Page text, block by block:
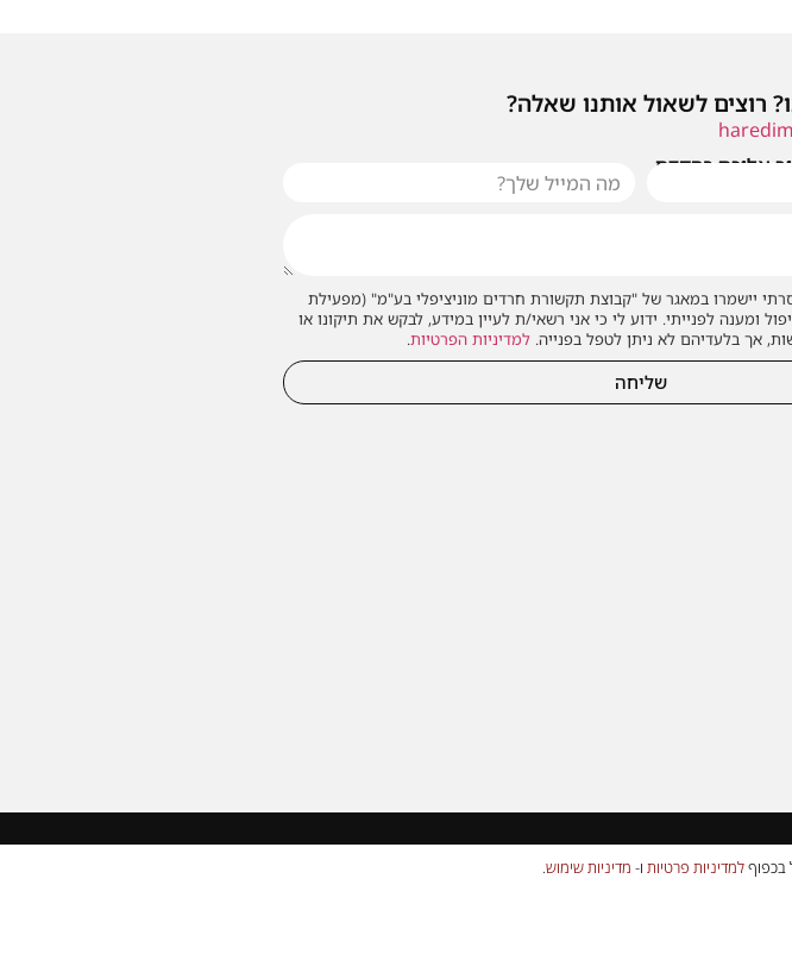
רוצים לשאול אותנו שאלה?
אליכם בהקדם
יישמרו במאגר של "קבוצת תקשורת חרדים מוניציפלי בע"מ" (מפעילת
ומענה לפנייתי. ידוע לי כי אני רשאי/ת לעיין במידע, לבקש את תיקונו או
אך בלעדיהם לא ניתן לטפל בפנייה. למדיניות הפרטיות.
שליחה
למדיניות פרטיות ו- מדיניות שימוש